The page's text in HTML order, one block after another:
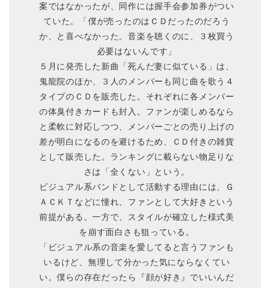
案ではなかったが、同作には握手会参加券がつい
ていた。「僕が売ったのはＣＤだったのだろう
か、と喜べなかった。音楽を聴くのに、３枚買う
必要はないんです」
５月に発売した新曲「死んだ妻に似ている」は、
鬼龍院のほか、３人のメンバーも同じ曲を歌う４
タイプのＣＤを販売した。それぞれに各メンバー
の体臭付きカードも封入。ファンが楽しめるなら
と柔軟に対応しつつ、メンバーごとの売り上げの
差が明白になるのを避けるため、ＣＤ付きの雑貨
として販売した。ランキングに載らない物足りな
さは「全くない」という。
ビジュアル系バンドとして活動する理由には、Ｇ
ＡＣＫＴなどに憧れ、ファンとして大好きという
前提がある。一方で、スタイルが確立した様式美
を崩す面白さも狙っている。
「ビジュアル系の音楽を愛してると言うファンも
いるけど、無理して分かった気にならなくてい
い。僕らの存在だったら『顔が好き』でいいんだ